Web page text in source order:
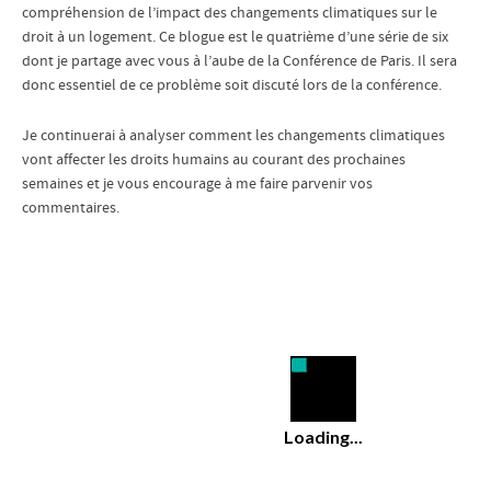
compréhension de l’impact des changements climatiques sur le
droit à un logement. Ce blogue est le quatrième d’une série de six
dont je partage avec vous à l’aube de la Conférence de Paris. Il sera
donc essentiel de ce problème soit discuté lors de la conférence.
Je continuerai à analyser comment les changements climatiques
vont affecter les droits humains au courant des prochaines
semaines et je vous encourage à me faire parvenir vos
commentaires.